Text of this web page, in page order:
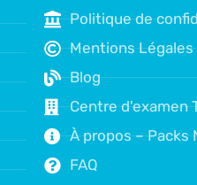
Politique de
Mentions Légales
Blog
Centre d'examen
À propos – Packs
FAQ